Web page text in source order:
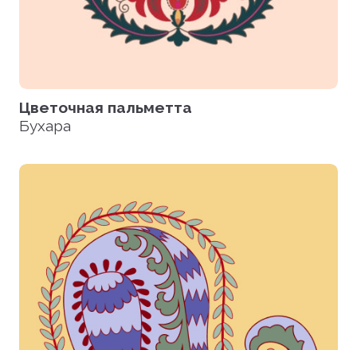
Цветочная пальметта
Бухара